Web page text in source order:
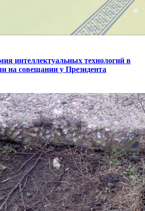
интеллектуальных технологий в
на совещании у Президента